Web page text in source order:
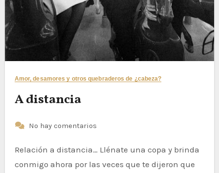
Amor, desamores y otros quebraderos de ¿cabeza?
A distancia
No hay comentarios
Relación a distancia… Llénate una copa y brinda
conmigo ahora por las veces que te dijeron que